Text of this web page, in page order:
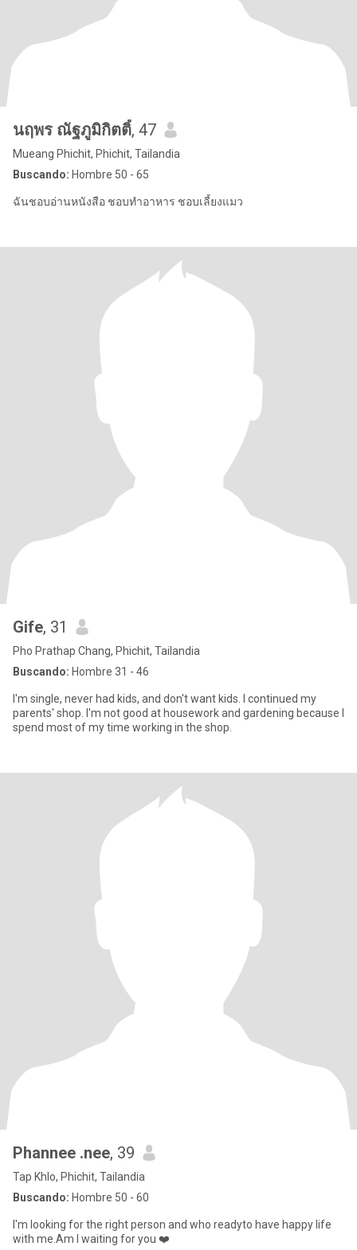
นฤพร ณัฐภูมิกิตติ์, 47
Mueang Phichit, Phichit, Tailandia
Buscando: Hombre 50 - 65
ฉันชอบอ่านหนังสือ ชอบทำอาหาร ชอบเลี้ยงแมว
Gife, 31
Pho Prathap Chang, Phichit, Tailandia
Buscando: Hombre 31 - 46
I'm single, never had kids, and don't want kids. I continued my
parents' shop. I'm not good at housework and gardening because I
spend most of my time working in the shop.
Phannee .nee, 39
Tap Khlo, Phichit, Tailandia
Buscando: Hombre 50 - 60
I'm looking for the right person and who readyto have happy life
with me.Am I waiting for you ❤️